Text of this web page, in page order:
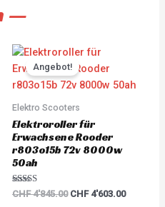
—
Angebot!
Elektro Scooters
Elektroroller für
Erwachsene Rooder
r803o15b 72v 8000w
50ah
Rated
5.00
CHF4'845.00
Original
price
was:
CHF 4'845.00.
CHF4'603.00
CHF